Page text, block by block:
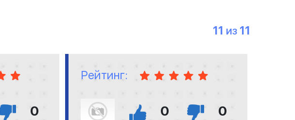
11 ИЗ 11
0
Рейтинг:
0 0